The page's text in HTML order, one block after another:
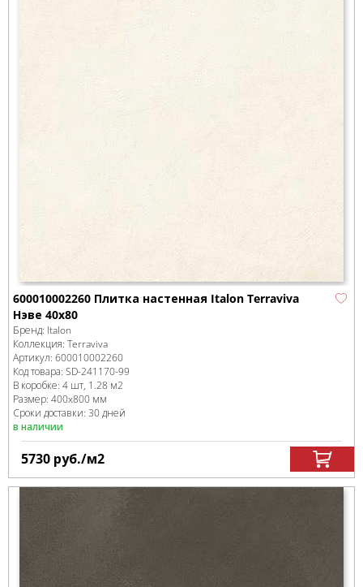
600010002260 Плитка настенная Italon Terraviva
Нэве 40x80
Бренд: Italon
Коллекция: Terraviva
Артикул: 600010002260
Код товара: SD-241170-99
В коробке: 4 шт, 1.28 м2
Размер: 400x800 мм
Сроки доставки: 30 дней
в наличии
5730 руб./м2